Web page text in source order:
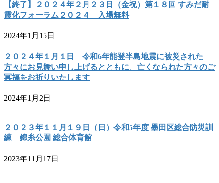
【終了】２０２４年２月２３日（金祝）第１８回 すみだ耐
震化フォーラム２０２４ 入場無料
2024年1月15日
２０２４年１月１日 令和6年能登半島地震に被災された
方々にお見舞い申し上げるとともに、亡くなられた方々のご
冥福をお祈りいたします
2024年1月2日
２０２３年１１月１９日（日）令和5年度 墨田区総合防災訓
練 錦糸公園 総合体育館
2023年11月17日